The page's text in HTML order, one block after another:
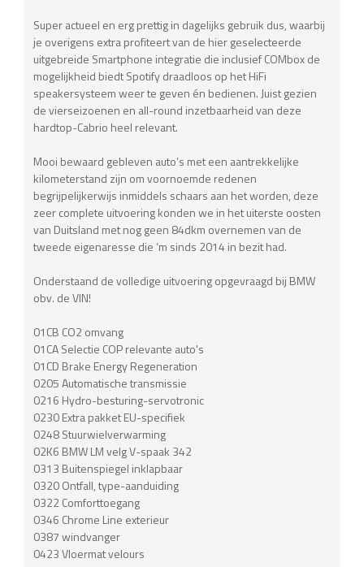
Super actueel en erg prettig in dagelijks gebruik dus, waarbij
je overigens extra profiteert van de hier geselecteerde
uitgebreide Smartphone integratie die inclusief COMbox de
mogelijkheid biedt Spotify draadloos op het HiFi
speakersysteem weer te geven én bedienen. Juist gezien
de vierseizoenen en all-round inzetbaarheid van deze
hardtop-Cabrio heel relevant.
Mooi bewaard gebleven auto’s met een aantrekkelijke
kilometerstand zijn om voornoemde redenen
begrijpelijkerwijs inmiddels schaars aan het worden, deze
zeer complete uitvoering konden we in het uiterste oosten
van Duitsland met nog geen 84dkm overnemen van de
tweede eigenaresse die ‘m sinds 2014 in bezit had.
Onderstaand de volledige uitvoering opgevraagd bij BMW
obv. de VIN!
01CB CO2 omvang
01CA Selectie COP relevante auto's
01CD Brake Energy Regeneration
0205 Automatische transmissie
0216 Hydro-besturing-servotronic
0230 Extra pakket EU-specifiek
0248 Stuurwielverwarming
02K6 BMW LM velg V-spaak 342
0313 Buitenspiegel inklapbaar
0320 Ontfall, type-aanduiding
0322 Comforttoegang
0346 Chrome Line exterieur
0387 windvanger
0423 Vloermat velours